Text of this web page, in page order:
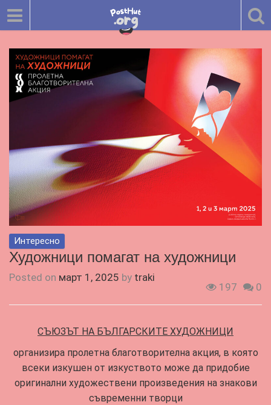
Интересно
Художници помагат на художници
Posted on март 1, 2025 by traki
197
0
СЪЮЗЪТ НА БЪЛГАРСКИТЕ ХУДОЖНИЦИ
организира пролетна благотворителна акция, в която
всеки изкушен от изкуството може да придобие
оригинални художествени произведения на знакови
съвременни творци